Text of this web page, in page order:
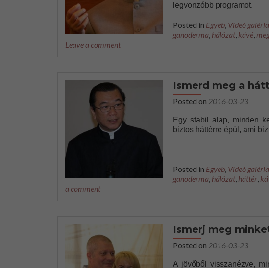
legvonzóbb programot.
Posted in Egyéb, Videó galéria
ganoderma, hálózat, kávé,
Leave a comment
Ismerd meg a
Posted on 2016-03-23
Egy stabil alap, minden
biztos háttérre épül, ami
Posted in Egyéb, Videó galéria
ganoderma, hálózat, háttér,
a comment
Ismerj meg
Posted on 2016-03-23
A jövőből visszanézve,